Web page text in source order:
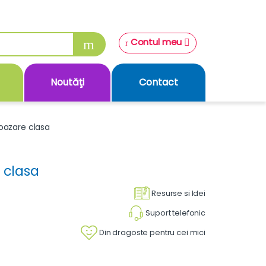
Contul meu
Noutăţi Contact
clasa
clasa
Resurse si Idei
Suport telefonic
Din dragoste pentru cei mici